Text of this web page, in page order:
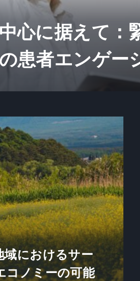
心に据えて：
患者エンゲー
域におけるサー
コノミーの可能